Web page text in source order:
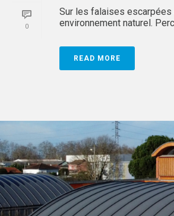
0
Sur les falaises escarpées
environnement naturel.
READ MORE